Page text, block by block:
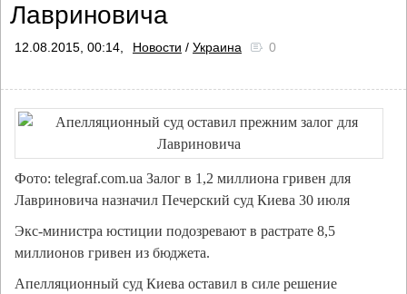
Лавриновича
12.08.2015, 00:14, Новости / Украина 0
Фото: telegraf.com.ua Залог в 1,2 миллиона гривен для
Лавриновича назначил Печерский суд Киева 30 июля
Экс-министра юстиции подозревают в растрате 8,5
миллионов гривен из бюджета.
Апелляционный суд Киева оставил в силе решение